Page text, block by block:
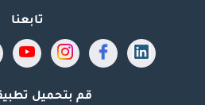
تابعنا
قم بتحميل